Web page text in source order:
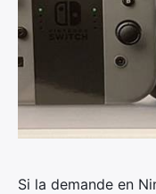
Si la demande en